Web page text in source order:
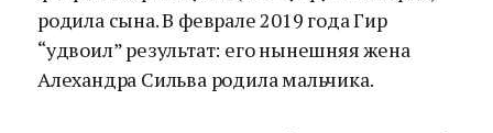
родила сына. В феврале 2019 года Гир
“удвоил” результат: его нынешняя жена
Алехандра Сильва родила мальчика.